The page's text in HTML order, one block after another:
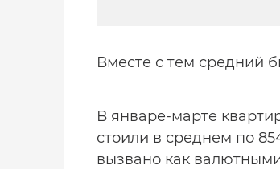
Вместе с тем средний
В январе-марте
стоили в среднем по
вызвано как